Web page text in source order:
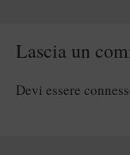
Lascia un
Devi essere